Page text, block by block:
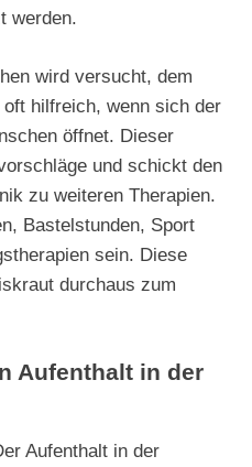
werden.
wird versucht, dem
hilfreich, wenn sich der
öffnet. Dieser
und schickt den
zu weiteren Therapien.
Bastelstunden, Sport
sein. Diese
durchaus zum
Aufenthalt in der
Aufenthalt in der